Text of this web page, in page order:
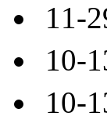
11-
10-
10-